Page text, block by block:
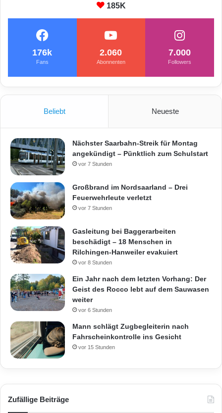
185K
176k
Fans
2.060
Abonnenten
7.000
Followers
Beliebt Neueste
Nächster Saarbahn-Streik für Montag
angekündigt – Pünktlich zum Schulstart
vor 7 Stunden
Großbrand im Nordsaarland – Drei
Feuerwehrleute verletzt
vor 7 Stunden
Gasleitung bei Baggerarbeiten
beschädigt – 18 Menschen in
Rilchingen-Hanweiler evakuiert
vor 8 Stunden
Ein Jahr nach dem letzten Vorhang: Der
Geist des Rocco lebt auf dem Sauwasen
weiter
vor 6 Stunden
Mann schlägt Zugbegleiterin nach
Fahrscheinkontrolle ins Gesicht
vor 15 Stunden
Zufällige Beiträge